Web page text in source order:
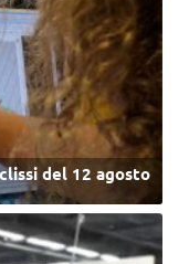
del 12 agosto